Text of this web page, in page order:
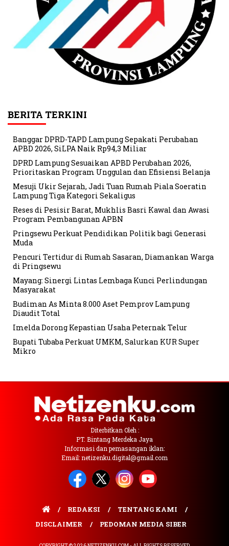
BERITA TERKINI
Banggar DPRD-TAPD Lampung Sepakati Perubahan
APBD 2026, SiLPA Naik Rp94,3 Miliar
DPRD Lampung Sesuaikan APBD Perubahan 2026,
Prioritaskan Program Unggulan dan Efisiensi Belanja
Mesuji Ukir Sejarah, Jadi Tuan Rumah Piala Soeratin
Lampung Tiga Kategori Sekaligus
Reses di Pesisir Barat, Mukhlis Basri Kawal dan Awasi
Program Pembangunan APBN
Pringsewu Perkuat Pendidikan Politik bagi Generasi
Muda
Pencuri Tertidur di Rumah Sasaran, Diamankan Warga
di Pringsewu
Mayang: Sinergi Lintas Lembaga Kunci Perlindungan
Masyarakat
Budiman As Minta 8.000 Aset Pemprov Lampung
Diaudit Total
Imelda Dorong Kepastian Usaha Peternak Telur
Bupati Tubaba Perkuat UMKM, Salurkan KUR Super
Mikro
Diterbitkan Oleh :
PT. Bintang Merdeka Jaya
Informasi dan pemasangan iklan:
Email: netizenku.digital@gmail.com
REDAKSI
TENTANG KAMI
DISCLAIMER
PEDOMAN MEDIA SIBER